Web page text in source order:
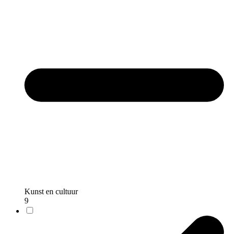
Kunst en cultuur
9